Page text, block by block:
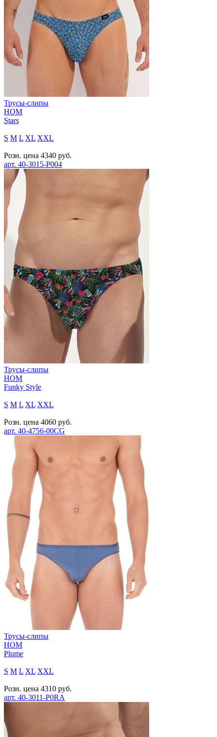
Трусы-слипы
HOM
Stars
S M L XL XXL
Розн. цена 4340 руб.
арт. 40-3015-P004
Трусы-слипы
HOM
Funky Style
S M L XL XXL
Розн. цена 4060 руб.
арт. 40-4756-00CG
Трусы-слипы
HOM
Plume
S M L XL XXL
Розн. цена 4310 руб.
арт. 40-3011-P0RA